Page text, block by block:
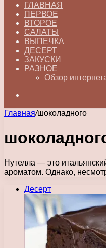
ГЛАВНАЯ
ПЕРВОЕ
ВТОРОЕ
САЛАТЫ
ВЫПЕЧКА
ДЕСЕРТ
ЗАКУСКИ
РАЗНОЕ
Обзор
Главная/шоколадного
Нутелла — это
ароматом. Однако,
Десерт